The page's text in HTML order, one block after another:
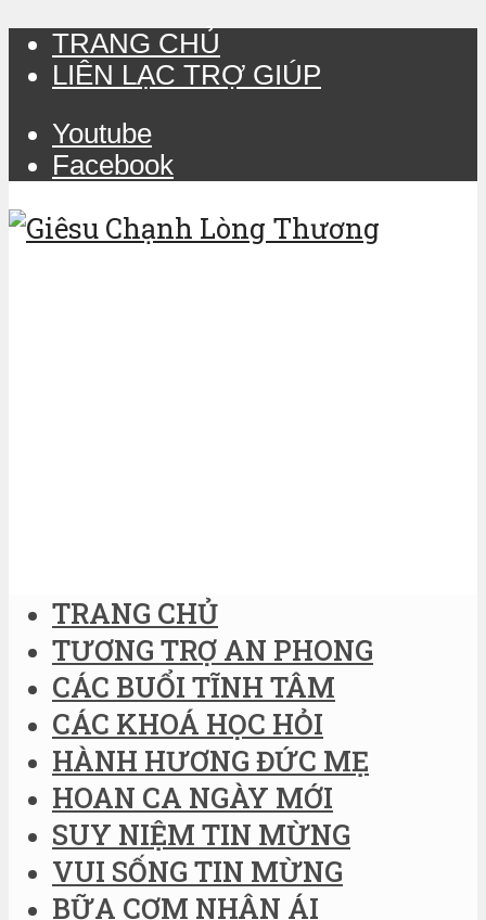
TRANG CHỦ
LIÊN LẠC TRỢ GIÚP
Youtube
Facebook
TRANG CHỦ
TƯƠNG TRỢ AN PHONG
CÁC BUỔI TĨNH TÂM
CÁC KHOÁ HỌC HỎI
HÀNH HƯƠNG ĐỨC MẸ
HOAN CA NGÀY MỚI
SUY NIỆM TIN MỪNG
VUI SỐNG TIN MỪNG
BỮA CƠM NHÂN ÁI